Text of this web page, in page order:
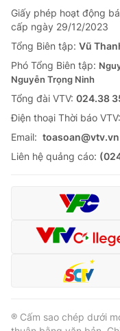
Giấy phép hoạt động
cấp ngày 29/12/2023
Tổng Biên tập: Vũ
Phó Tổng Biên tập:
Nguyễn Trọng Ninh
Tổng đài VTV: 024.38
Ðiện thoại Thời báo VTV:
Email: toasoan@vtv.vn
Liên hệ quảng cáo:
® Cấm sao chép dưới